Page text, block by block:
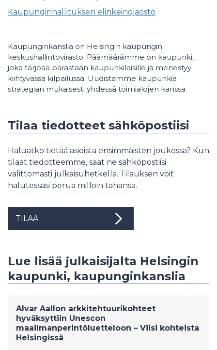
Kaupunginhallituksen elinkeinojaosto
Kaupunginkanslia on Helsingin kaupungin
keskushallintovirasto. Päämäärämme on kaupunki,
joka tarjoaa parastaan kaupunkilaisille ja menestyy
kiihtyvässä kilpailussa. Uudistamme kaupunkia
strategian mukaisesti yhdessä toimialojen kanssa.
Tilaa tiedotteet sähköpostiisi
Haluatko tietää asioista ensimmäisten joukossa? Kun
tilaat tiedotteemme, saat ne sähköpostiisi
välittömästi julkaisuhetkellä. Tilauksen voit
halutessasi perua milloin tahansa.
TILAA
Lue lisää julkaisijalta Helsingin
kaupunki, kaupunginkanslia
Alvar Aallon arkkitehtuurikohteet
hyväksyttiin Unescon
maailmanperintöluetteloon – Viisi kohteista
Helsingissä